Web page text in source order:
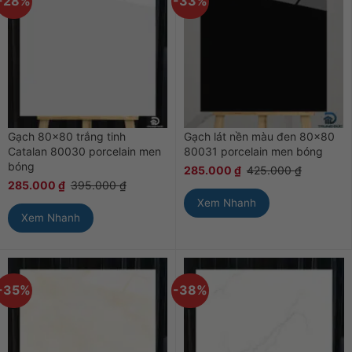
Gạch 80×80 trắng tinh
Catalan 80030 porcelain men
bóng
285.000 ₫ 395.000₫
Xem Nhanh
Gạch lát nền màu đen 80×80
80031 porcelain men bóng
285.000 ₫ 425.000₫
Xem Nhanh
-38%